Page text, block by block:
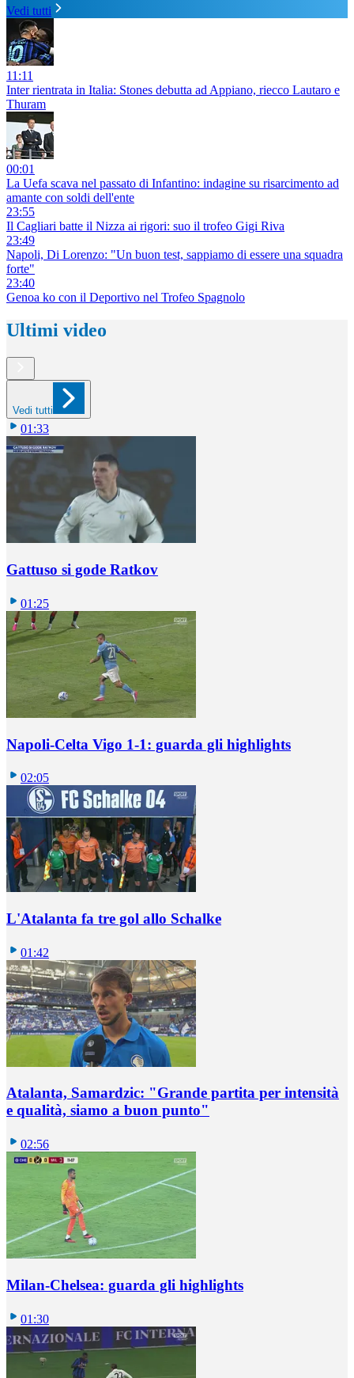
Vedi tutti
11:11
Inter rientrata in Italia: Stones debutta ad Appiano, riecco Lautaro e
Thuram
00:01
La Uefa scava nel passato di Infantino: indagine su risarcimento ad
amante con soldi dell'ente
23:55
Il Cagliari batte il Nizza ai rigori: suo il trofeo Gigi Riva
23:49
Napoli, Di Lorenzo: "Un buon test, sappiamo di essere una squadra
forte"
23:40
Genoa ko con il Deportivo nel Trofeo Spagnolo
Ultimi video
Vedi tutti
01:33
Gattuso si gode Ratkov
01:25
Napoli-Celta Vigo 1-1: guarda gli highlights
02:05
L'Atalanta fa tre gol allo Schalke
01:42
Atalanta, Samardzic: "Grande partita per intensità
e qualità, siamo a buon punto"
02:56
Milan-Chelsea: guarda gli highlights
01:30